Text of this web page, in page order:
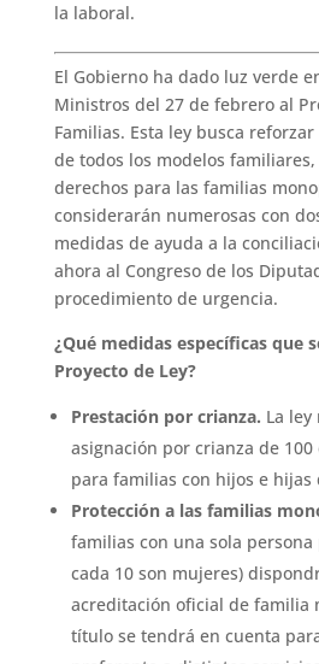
la laboral.
El Gobierno ha dado luz verde
Ministros del 27 de febrero al
Familias. Esta ley busca
de todos los modelos
derechos para las familias
considerarán numerosas con
medidas de ayuda a la
ahora al Congreso de los
procedimiento de urgencia.
¿Qué medidas específicas que
Proyecto de Ley?
Prestación por crianza. La ley
asignación por crianza de
para familias con hijos e hijas
Protección a las familias
familias con una sola
cada 10 son mujeres)
acreditación oficial de familia
título se tendrá en cuenta